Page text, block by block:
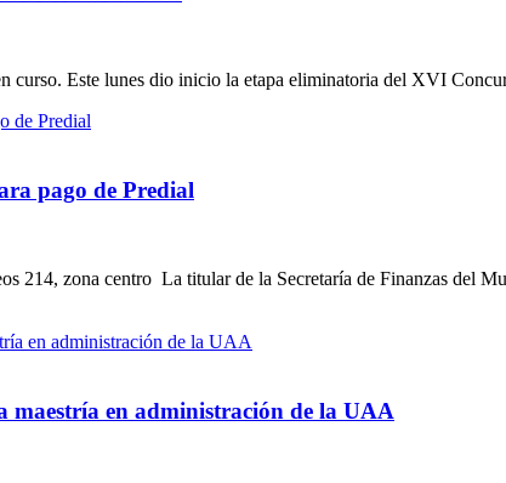
curso. Este lunes dio inicio la etapa eliminatoria del XVI
pago de Predial
214, zona centro La titular de la Secretaría de Finanzas del
maestría en administración de la UAA